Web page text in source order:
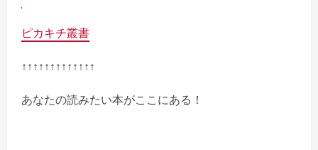
ピカキチ叢書
↑↑↑↑↑↑↑↑↑↑↑↑↑
あなたの読みたい本がここにある！